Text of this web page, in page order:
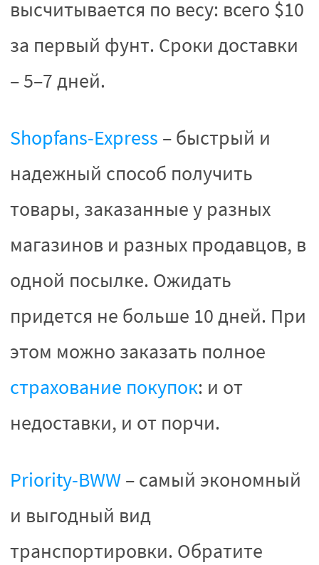
высчитывается по весу: всего $10
за первый фунт. Сроки доставки
– 5–7 дней.
Shopfans-Express – быстрый и
надежный способ получить
товары, заказанные у разных
магазинов и разных продавцов, в
одной посылке. Ожидать
придется не больше 10 дней. При
этом можно заказать полное
страхование покупок: и от
недоставки, и от порчи.
Priority-BWW– самый экономный
и выгодный вид
транспортировки. Обратите